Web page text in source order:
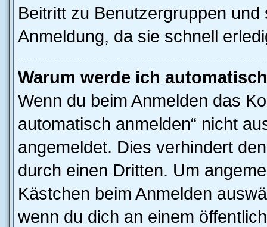
Beitritt zu Benutzergruppen
Anmeldung, da sie schnell
Warum werde ich
Wenn du beim Anmelden das
automatisch anmelden“ nicht
angemeldet. Dies verhindert
durch einen Dritten. Um
Kästchen beim Anmelden
wenn du dich an einem